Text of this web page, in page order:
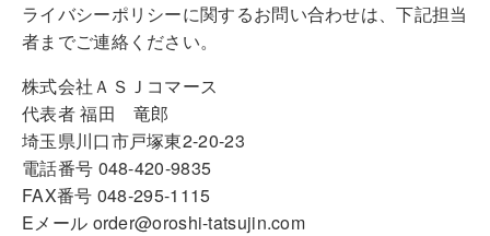
ライバシーポリシーに関するお問い合わせは、下記担当
者までご連絡ください。
株式会社ＡＳＪコマース
代表者 福田 竜郎
埼玉県川口市戸塚東2-20-23
電話番号 048-420-9835
FAX番号 048-295-1115
Eメール order@oroshi-tatsujin.com